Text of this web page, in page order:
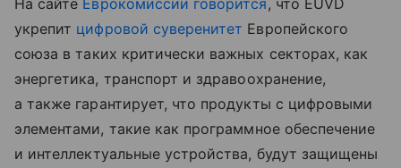
укрепит цифровой суверенитет Европейского
союза в таких критически важных секторах, как
энергетика, транспорт и здравоохранение,
а также гарантирует, что продукты с цифровыми
элементами, такие как программноеобеспечение
и интеллектуальные устройства, будут защищены